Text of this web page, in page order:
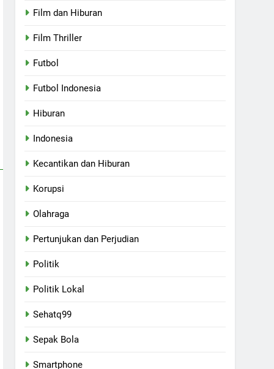
Film dan Hiburan
Film Thriller
Futbol
Futbol Indonesia
Hiburan
Indonesia
Kecantikan dan Hiburan
Korupsi
Olahraga
Pertunjukan dan Perjudian
Politik
Politik Lokal
Sehatq99
Sepak Bola
Smartphone